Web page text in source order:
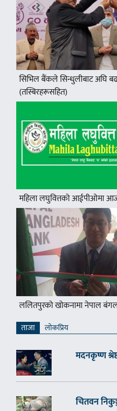
सिभिल बैंकले सिन्धुलीबाट अघि
(तस्बिरहरूसहित)
महिला लघुवित्तको आईपीओमा
ललितपुरको खोकनामा नेपाल
ताजा लाेकप्रिय
मदनकृष्ण
चितवन